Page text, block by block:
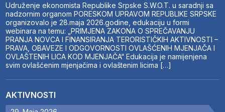
Udruženje ekonomista Republike Srpske S.W.O.T. u saradnji sa
nadzornim organom PORESKOM UPRAVOM REPUBLIKE SRPSKE
organizovalo je 28.maja 2026.godine, edukaciju u formi
webinara na temu: „PRIMJENA ZAKONA O SPREČAVANJU
PRANJA NOVCA I FINANSIRANJA TERORISTIČKIH AKTIVNOSTI –
PRAVA, OBAVEZE I ODGOVORNOSTI OVLAŠĆENIH MJENJAČA I
OVLAŠTENIH LICA KOD MJENJAČA“ Edukacija je namijenjena
svim ovlašćenim mjenjačima i ovlaštenim licima […]
AKTIVNOSTI